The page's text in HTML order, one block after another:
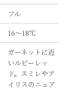
フル
16〜18℃
ガーネットに近
いルビーレッ
ド。スミレやア
イリスのニュア